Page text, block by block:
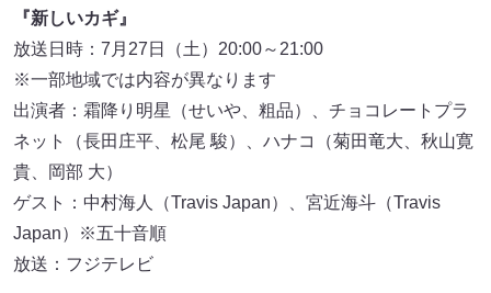
『新しいカギ』
放送日時：7月27日（土）20:00～21:00
※一部地域では内容が異なります
出演者：霜降り明星（せいや、粗品）、チョコレートプラ
ネット（長田庄平、松尾 駿）、ハナコ（菊田竜大、秋山寛
貴、岡部 大）
ゲスト：中村海人（Travis Japan）、宮近海斗（Travis
Japan）※五十音順
放送：フジテレビ